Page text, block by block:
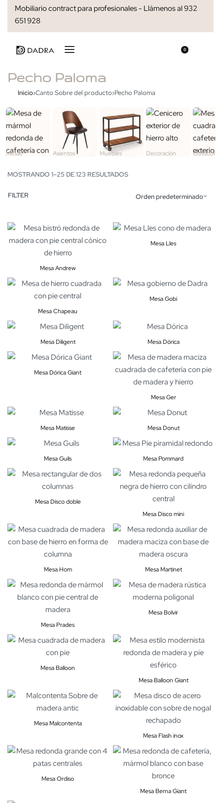
Mobiliario contract para profesionales - Llámenos al 932
651 928
0
Pecho Paloma
Inicio›Canto Sobre del producto›Pecho Paloma
Mesas Asientos Muebles Decoración Outdoor
MOSTRANDO 1–25 DE 123 RESULTADOS
Orden predeterminado
FILTER
Mesa Andrew
Mesa Lles
Mesa Chapeau
Mesa Gobi
Mesa Diligent Mesa Dórica
Mesa Dórica Giant
Mesa Ger
Mesa Matisse Mesa Donut
Mesa Guils Mesa Pommard
Mesa Disco doble
Mesa Disco mini
Mesa Hom Mesa Martinet
Mesa Prades
Mesa Bolvir
Mesa Balloon
Mesa Balloon Giant
Mesa Malcontenta
Mesa Flash inox
Mesa Ordiso
Mesa Berna Giant